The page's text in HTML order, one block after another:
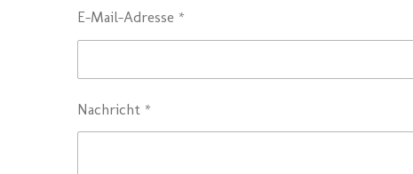
E-Mail-Adresse *
Nachricht *